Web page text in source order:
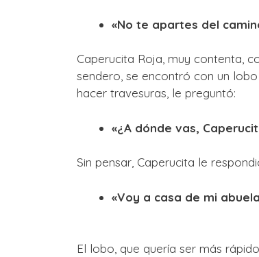
«No te apartes del
Caperucita Roja, muy contenta,
sendero, se encontró con un
hacer travesuras, le preguntó:
«¿A dónde vas,
Sin pensar, Caperucita le
«Voy a casa de mi
El lobo, que quería ser más